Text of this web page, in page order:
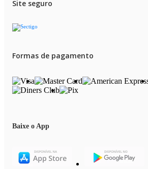
Site seguro
Formas de pagamento
Baixe o App